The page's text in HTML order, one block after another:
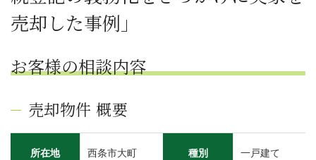
売却した事例」
お客様の相談内容
売却物件 概要
所在地 西条市大町 種別 一戸建て